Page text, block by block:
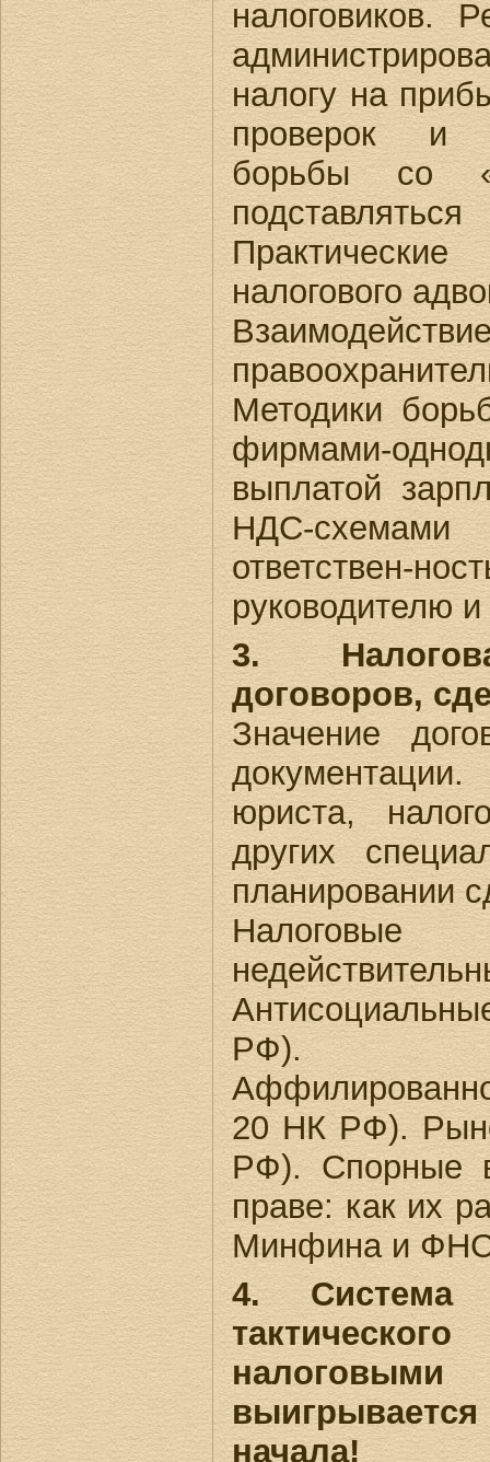
налоговиков.
налогу на
проверок и
борьбы со
налогового
Методики
фирмами-
выплатой
НДС-
ответствен-
руководителю и
3.
договоров,
Значение
юриста,
других
планировании
РФ).
20 НК РФ).
РФ). Спорные
праве: как их
Минфина и
4. Система
начала!